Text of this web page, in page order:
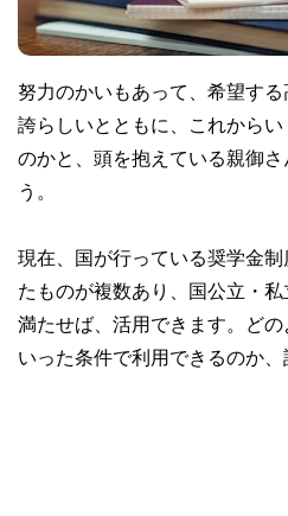
努力のかいもあって、希望す
誇らしいとともに、これから
のかと、頭を抱えている親御
う。
現在、国が行っている奨学金
たものが複数あり、国公立・
満たせば、活用できます。ど
いった条件で利用できるのか、